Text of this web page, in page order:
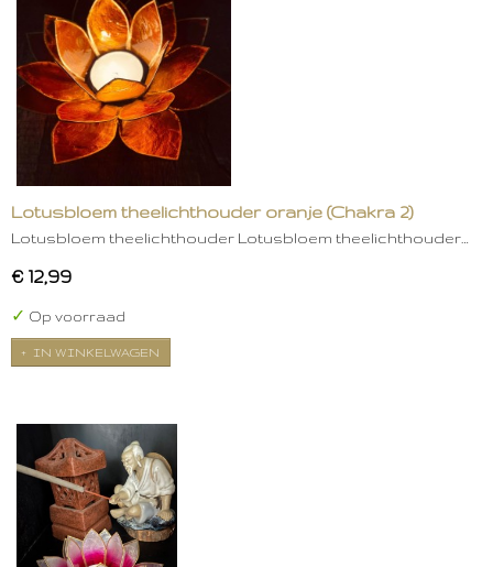
Lotusbloem theelichthouder oranje (Chakra 2)
Lotusbloem theelichthouder Lotusbloem theelichthouder…
€ 12,99
✓ Op voorraad
IN WINKELWAGEN